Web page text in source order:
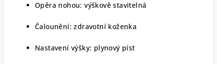
Opěra nohou: výškově stavitelná
Čalounění: zdravotní koženka
Nastavení výšky: plynový píst